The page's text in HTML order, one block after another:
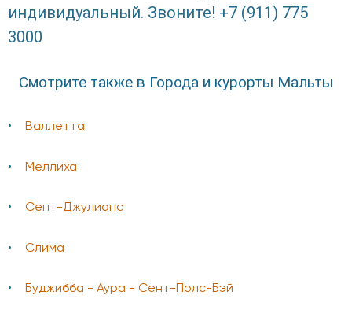
индивидуальный. Звоните! +7 (911) 775
3000
Смотрите также в Города и курорты Мальты
Валлетта
Меллиха
Сент-Джулианс
Слима
Буджибба - Аура - Сент-Полс-Бэй